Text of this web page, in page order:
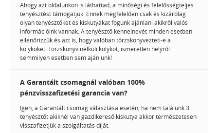
Ahogy azt oldalunkon is láthattad, a minőségi és felelősségteljes
tenyésztést támogatjuk. Ennek megfelelően csak és kizárólag
olyan tenyésztőket és kiskutyákat fogunk ajánlani akikről valós
információink vannak. A tenyésztő kennelnevét minden esetben
ellenőrizzük és azt is, hogy valóban törzskönyvezteti-e a
kölyköket. Törzskönyv nélküli kölyköt, ismeretlen helyről
semmilyen esetben sem ajánlunk!
A Garantált csomagnál valóban 100%
pénzvisszafizetési garancia van?
Igen, a Garantált csomag választása esetén, ha nem találunk 3
tenyésztőt akiknél van gazdikereső kiskutya akkor természetesen
visszafizetjük a szolgáltatás díját.